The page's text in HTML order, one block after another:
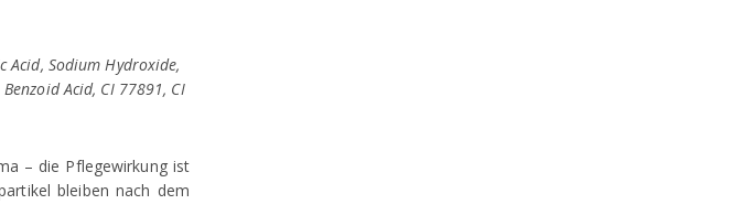
Acid, Sodium Hydroxide,
Acid, CI 77891, CI
– die Pflegewirkung ist
bleiben nach dem